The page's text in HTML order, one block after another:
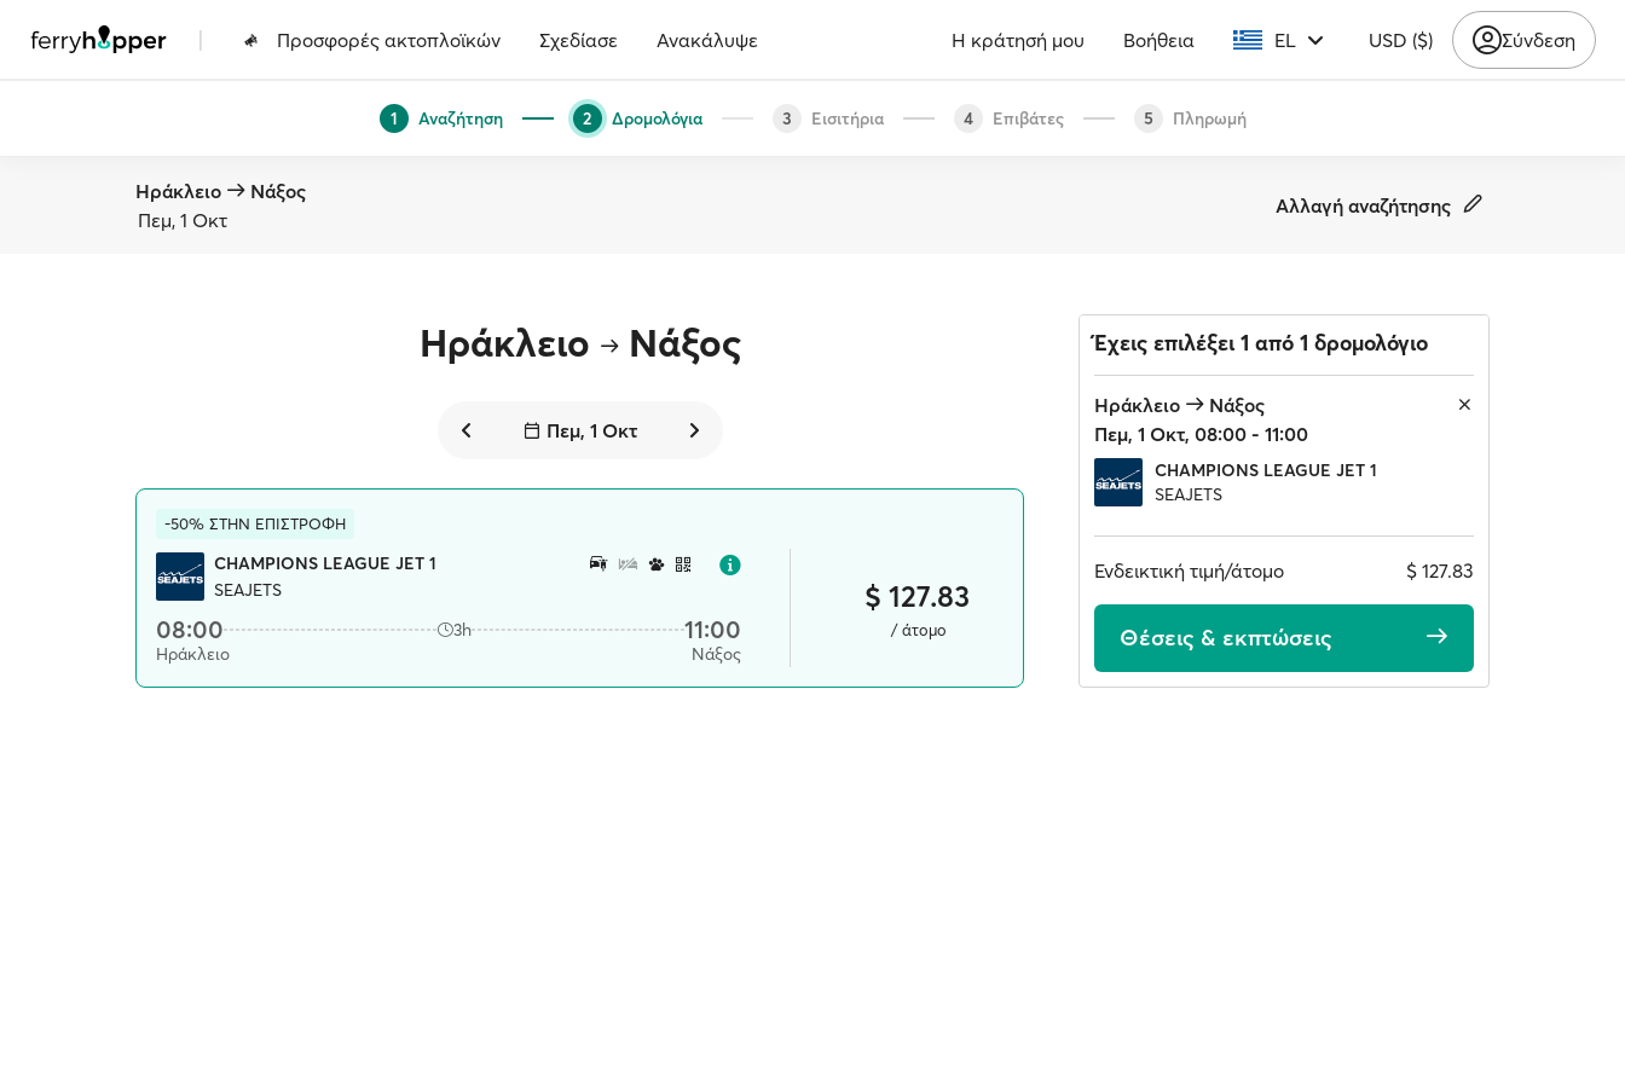
| Προσφορές ακτοπλοϊκών Σχεδίασε Ανακάλυψε Η κράτησή μου Βοήθεια EL USD ($) Σύνδεση
1 Αναζήτηση 2 Δρομολόγια 3 Εισιτήρια 4 Επιβάτες 5 Πληρωμή
Ηράκλειο
Νάξος
Πεμ, 1 Οκτ
Αλλαγή αναζήτησης
Ηράκλειο Νάξος
Πεμ, 1 Οκτ
-50% ΣΤΗΝ ΕΠΙΣΤΡΟΦΗ
CHAMPIONS LEAGUE JET 1
SEAJETS
08:00 3h 11:00
Ηράκλειο Νάξος
$ 127.83
/ άτομο
Έχεις επιλέξει 1 από 1 δρομολόγιο
Ηράκλειο
Νάξος
Πεμ, 1 Οκτ, 08:00 - 11:00
CHAMPIONS LEAGUE JET 1
SEAJETS
Ενδεικτική τιμή/άτομο $ 127.83
Θέσεις & εκπτώσεις